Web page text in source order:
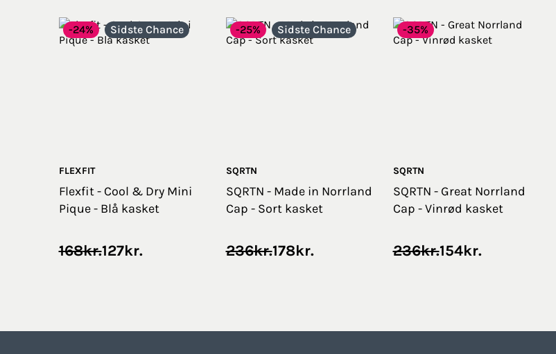
-24% Sidste Chance
FLEXFIT
Flexfit - Cool & Dry Mini
Pique - Blå kasket
168kr.
Original
127kr.
Current
-25% Sidste Chance
SQRTN
SQRTN - Made in Norrland
Cap - Sort kasket
236kr.
Original178kr.
Current
-35%
SQRTN
SQRTN - Great Norrland
Cap - Vinrød kasket
236kr.
Original154kr.
Current